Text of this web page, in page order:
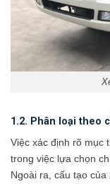
1.2. Phân loại theo
Việc xác định rõ mục
trong việc lựa chọn
Ngoài ra, cấu tạo